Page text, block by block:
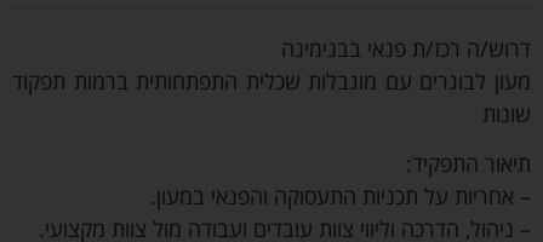
דרוש/ה רכז/ת פנאי בבנימינה
מעון לבוגרים עם מוגבלות שכלית התפתחותית ברמות תפקוד
שונות
תיאור התפקיד:
– אחריות על תכניות התעסוקה והפנאי במעון.
– ניהול, הדרכה וליווי צוות עובדים ועבודה מול צוות מקצועי.